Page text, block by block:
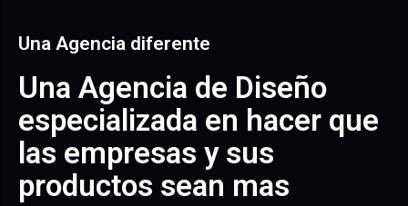
Una Agencia diferente
Una Agencia de Diseño
especializada en hacer que
las empresas y sus
productos sean mas